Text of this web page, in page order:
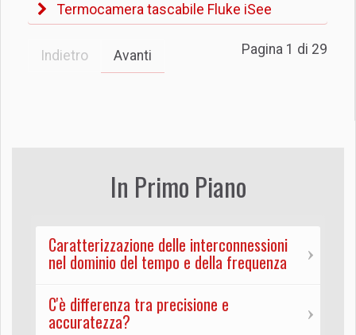
Termocamera tascabile Fluke iSee
Pagina 1 di 29
Indietro Avanti
In Primo Piano
Caratterizzazione delle interconnessioni
nel dominio del tempo e della frequenza
C'è differenza tra precisione e
accuratezza?